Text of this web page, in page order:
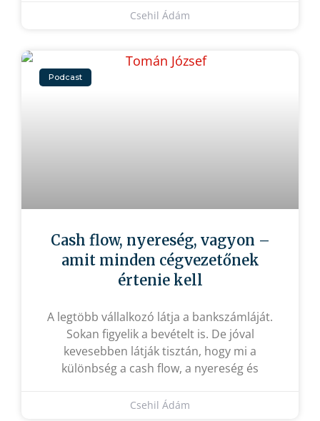
Csehil Ádám
Podcast
Cash flow, nyereség, vagyon –
amit minden cégvezetőnek
értenie kell
A legtöbb vállalkozó látja a bankszámláját.
Sokan figyelik a bevételt is. De jóval
kevesebben látják tisztán, hogy mi a
különbség a cash flow, a nyereség és
Csehil Ádám